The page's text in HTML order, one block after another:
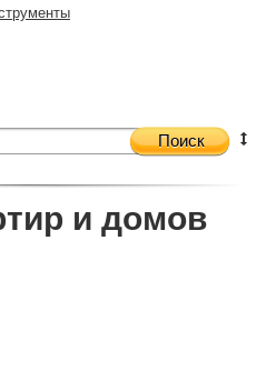
Поиск
и домов